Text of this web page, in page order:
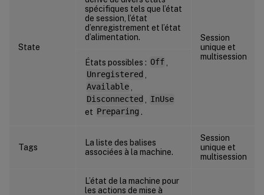
State
spécifiques tels que l’état
de session, l’état
d’enregistrement et l’état
d’alimentation.
Session
unique et
multisession
États possibles : Off
Unregistered
Available
Disconnected
InUse
et Preparing .
Tags
La liste des balises
associées à la machine.
Session
unique et
multisession
L’état de la machine pour
les actions de mise à